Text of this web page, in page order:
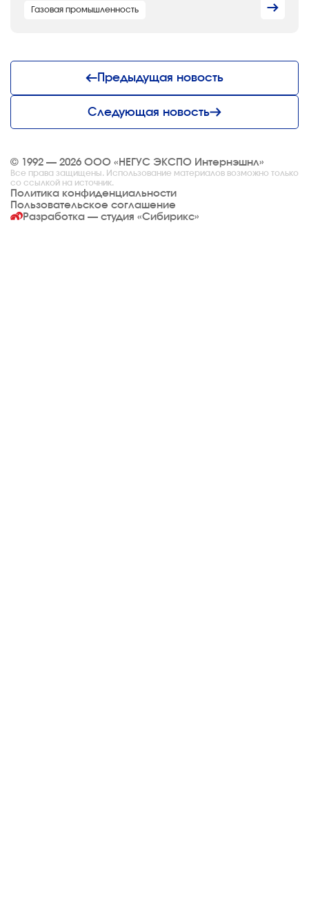
Газовая промышленность
Предыдущая новость
Следующая новость
© 1992 — 2026 ООО «НЕГУС ЭКСПО Интернэшнл»
Все права защищены. Использование материалов возможно только
со ссылкой на источник.
Политика конфиденциальности
Пользовательское соглашение
Разработка — студия «Сибирикс»